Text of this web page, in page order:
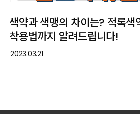
색약과 색맹의 차이는? 적록색
착용법까지 알려드립니다!
2023.03.21